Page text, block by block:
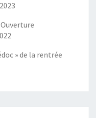
» de la rentrée